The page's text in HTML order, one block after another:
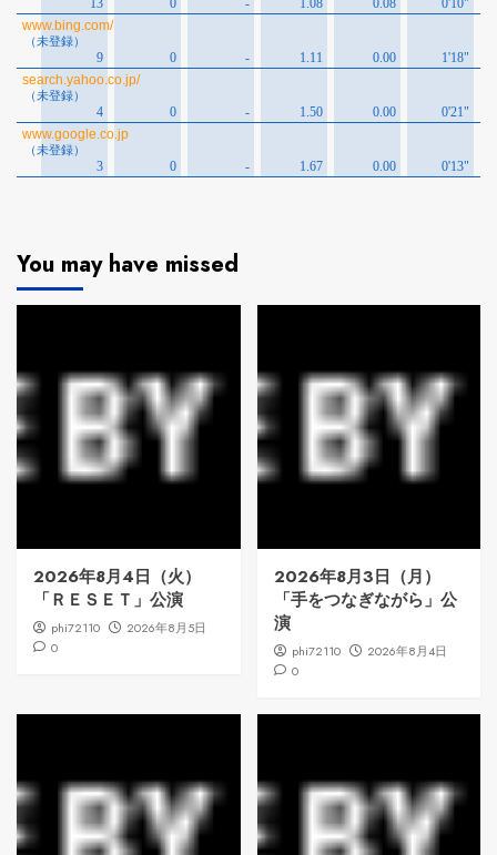
You may have missed
2026年8月4日（火）
「ＲＥＳＥＴ」公演
phi72110
2026年8月5日
0
2026年8月3日（月）
「手をつなぎながら」公
演
phi72110
2026年8月4日
0